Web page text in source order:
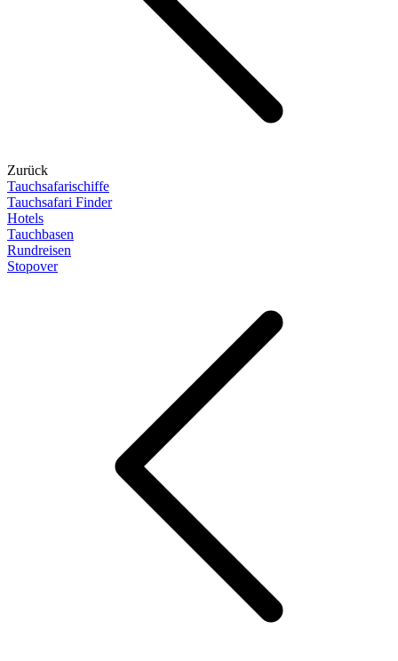
Zurück
Tauchsafarischiffe
Tauchsafari Finder
Hotels
Tauchbasen
Rundreisen
Stopover